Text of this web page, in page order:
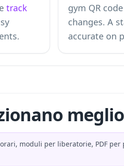
track
gym QR
changes. A
accurate on
moduli per liberatorie, PDF